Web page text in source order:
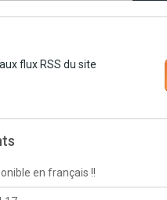
flux RSS du site
en français !!